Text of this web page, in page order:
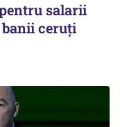
salarii
banii ceruți